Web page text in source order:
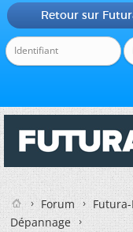
Retour sur
Forum
Dépannage